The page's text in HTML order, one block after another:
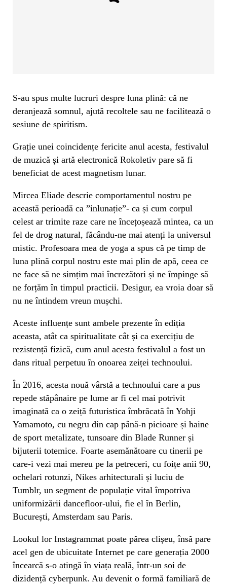
S-au spus multe lucruri despre luna plină: că ne
deranjează somnul, ajută recoltele sau ne facilitează o
sesiune de spiritism.
Grație unei coincidențe fericite anul acesta, festivalul
de muzică și artă electronică Rokoletiv pare să fi
beneficiat de acest magnetism lunar.
Mircea Eliade descrie comportamentul nostru pe
această perioadă ca ”inlunație”- ca și cum corpul
celest ar trimite raze care ne încețoșează mintea, ca un
fel de drog natural, făcându-ne mai atenți la universul
mistic. Profesoara mea de yoga a spus că pe timp de
luna plină corpul nostru este mai plin de apă, ceea ce
ne face să ne simțim mai încrezători și ne împinge să
ne forțăm în timpul practicii. Desigur, ea vroia doar să
nu ne întindem vreun mușchi.
Aceste influențe sunt ambele prezente în ediția
aceasta, atât ca spiritualitate cât și ca exercițiu de
rezistență fizică, cum anul acesta festivalul a fost un
dans ritual perpetuu în onoarea zeiței technoului.
În 2016, acesta nouă vârstă a technoului care a pus
repede stăpânaire pe lume ar fi cel mai potrivit
imaginată ca o zeiță futuristica îmbrăcată în Yohji
Yamamoto, cu negru din cap până-n picioare și haine
de sport metalizate, tunsoare din Blade Runner și
bijuterii totemice. Foarte asemănătoare cu tinerii pe
care-i vezi mai mereu pe la petreceri, cu foițe anii 90,
ochelari rotunzi, Nikes arhitecturali și luciu de
Tumblr, un segment de populație vital împotriva
uniformizării dancefloor-ului, fie el în Berlin,
București, Amsterdam sau Paris.
Lookul lor Instagrammat poate părea clișeu, însă pare
acel gen de ubicuitate Internet pe care generația 2000
încearcă s-o atingă în viața reală, într-un soi de
dizidență cyberpunk. Au devenit o formă familiară de